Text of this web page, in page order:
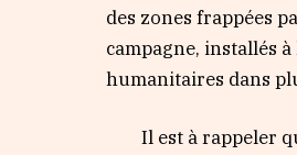
des zones frappées
campagne, installés
humanitaires dans
Il est à rappeler